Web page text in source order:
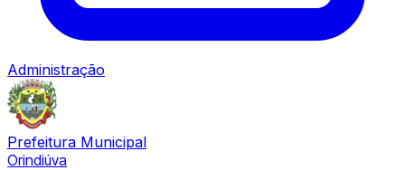
Administração
Prefeitura Municipal
Orindiúva